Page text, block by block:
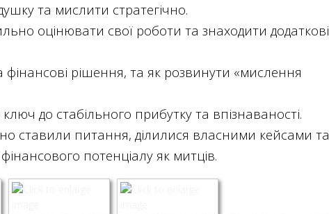
та мислити стратегічно.
оцінювати свої роботи та знаходити додаткові
рішення, та як розвинути «мислення
до стабільного прибутку та впізнаваності.
ставили питання, ділилися власними кейсами та
потенціалу як митців.